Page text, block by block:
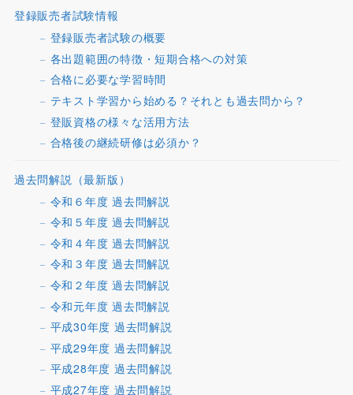
登録販売者試験情報
登録販売者試験の概要
各出題範囲の特徴・短期合格への対策
合格に必要な学習時間
テキスト学習から始める？それとも過去問から？
登販資格の様々な活用方法
合格後の継続研修は必須か？
過去問解説（最新版）
令和６年度 過去問解説
令和５年度 過去問解説
令和４年度 過去問解説
令和３年度 過去問解説
令和２年度 過去問解説
令和元年度 過去問解説
平成30年度 過去問解説
平成29年度 過去問解説
平成28年度 過去問解説
平成27年度 過去問解説